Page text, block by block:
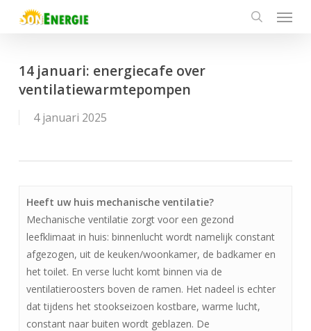
Menu
14 januari: energiecafe over
ventilatiewarmtepompen
4 januari 2025
Heeft uw huis mechanische ventilatie?
Mechanische ventilatie zorgt voor een gezond
leefklimaat in huis: binnenlucht wordt namelijk constant
afgezogen, uit de keuken/woonkamer, de badkamer en
het toilet. En verse lucht komt binnen via de
ventilatieroosters boven de ramen. Het nadeel is echter
dat tijdens het stookseizoen kostbare, warme lucht,
constant naar buiten wordt geblazen. De